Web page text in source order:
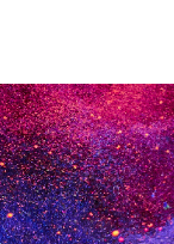
塗料・塗膜形成技術